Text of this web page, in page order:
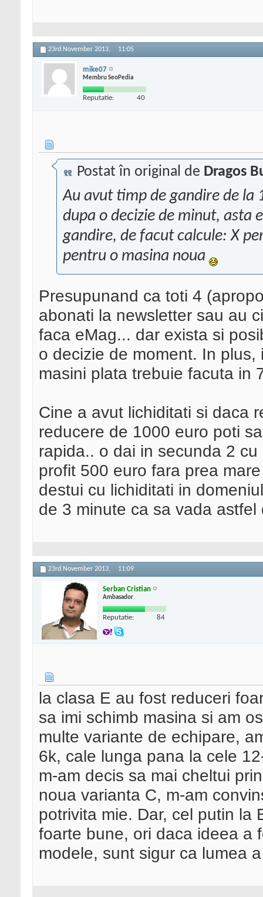
23rd November 2013, 11:05
mike07
Membru SeoPedia
Reputatie: 40
Postat în original de Dragos
Au avut timp de gandire de la
dupa o decizie de minut, asta
gandire, de facut calcule: X
pentru o masina noua
Presupunand ca toti 4
abonati la newsletter sau au
faca eMag... dar exista si
o decizie de moment. In
masini plata trebuie facuta in
Cine a avut lichiditati si daca
reducere de 1000 euro poti
rapida.. o dai in secunda 2
profit 500 euro fara prea
destui cu lichiditati in
de 3 minute ca sa vada astfel
23rd November 2013, 11:09
Serban Cristian
Ambasador
Reputatie: 84
la clasa E au fost reduceri
sa imi schimb masina si am
multe variante de echipare,
6k, cale lunga pana la cele
m-am decis sa mai cheltui
noua varianta C, m-am
potrivita mie. Dar, cel putin la
foarte bune, ori daca ideea a
modele, sunt sigur ca lumea